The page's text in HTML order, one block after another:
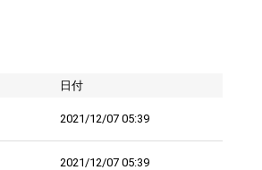
日付
2021/12/07 05:39
2021/12/07 05:39